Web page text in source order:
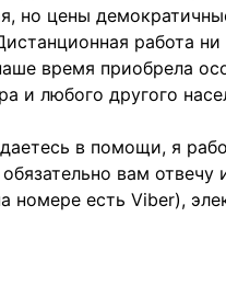
но цены
работа
время приобрела
и любого другого
в помощи, я
вам отвечу
номере есть Viber),